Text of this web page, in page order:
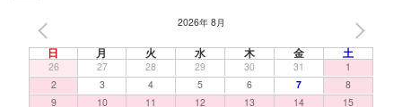
2026年 8月
日 月 火 水 木 金 土
26 27 28 29 30 31
1
2
3 4 5 6 7
8
9
10 11 12 13 14
15